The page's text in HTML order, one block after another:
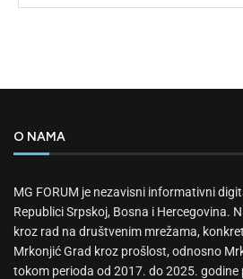
O NAMA
MG FORUM je nezavisni informativni
Republici Srpskoj, Bosna i Hercegovina.
kroz rad na društvenim mrežama,
Mrkonjić Grad kroz prošlost, odnosno
tokom perioda od 2017. do 2025.